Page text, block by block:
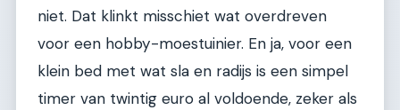
niet. Dat klinkt misschiet wat overdreven
voor een hobby-moestuinier. En ja, voor een
klein bed met wat sla en radijs is een simpel
timer van twintig euro al voldoende, zeker als